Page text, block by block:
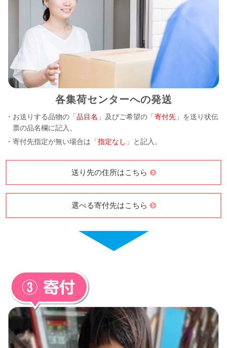
各集荷センターへの発送
・お送りする品物の「品目名 」及びご希望の「寄付先 」を送り状伝
票の品名欄に記入。
・寄付先指定が無い場合は「指定なし 」と記入。
送り先の住所はこちら
選べる寄付先はこちら